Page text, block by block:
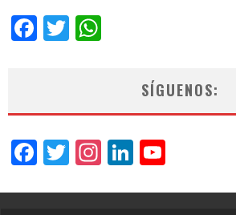
Facebook
Twitter
SÍGUENOS:
Facebook
Twitter
Instagram
LinkedIn